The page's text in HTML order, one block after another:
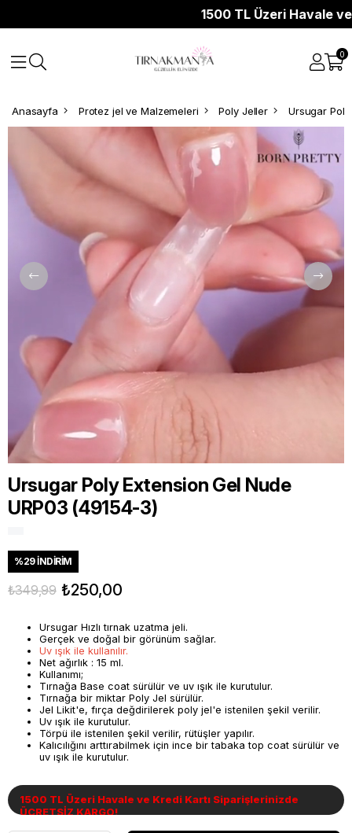
1500 TL Üzeri Havale ve
0
Anasayfa Protez jel ve Malzemeleri Poly Jeller Ursugar
Ursugar Poly Extension Gel Nude
URP03 (49154-3)
%29İNDIRIM
₺349,99 ₺250,00
Ursugar Hızlı tırnak uzatma jeli.
Gerçek ve doğal bir görünüm sağlar.
Uv ışık ile kullanılır.
Net ağırlık : 15 ml.
Kullanımı;
Tırnağa Base coat sürülür ve uv ışık ile kurutulur.
Tırnağa bir miktar Poly Jel sürülür.
Jel Likit'e, fırça değdirilerek poly jel'e istenilen şekil verilir.
Uv ışık ile kurutulur.
Törpü ile istenilen şekil verilir, rütüşler yapılır.
Kalıcılığını arttırabilmek için ince bir tabaka top coat sürülür ve
uv ışık ile kurutulur.
1500 TL Üzeri Havale ve Kredi Kartı Siparişlerinizde
ÜCRETSİZ KARGO!